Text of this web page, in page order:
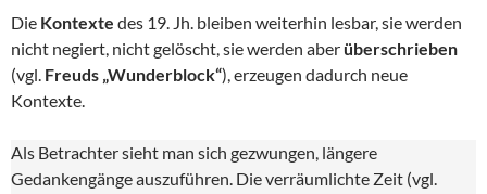
Die Kontexte des 19. Jh. bleiben weiterhin lesbar, sie werden
nicht negiert, nicht gelöscht, sie werden aberüberschrieben
(vgl. Freuds „Wunderblock“), erzeugen dadurch neue
Kontexte.
Als Betrachter sieht man sich gezwungen, längere
Gedankengänge auszuführen. Die verräumlichte Zeit (vgl.